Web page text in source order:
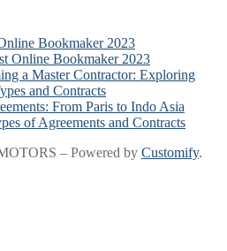
Bookmaker 2023
Online Bookmaker 2023
a Master Contractor: Exploring
and Contracts
From Paris to Indo Asia
of Agreements and Contracts
– Powered by Customify.